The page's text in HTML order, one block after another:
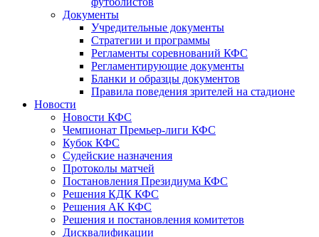
Документы
Учредительные документы
Стратегии и программы
Регламенты соревнований КФС
Регламентирующие документы
Бланки и образцы документов
Правила поведения зрителей на стадионе
Новости
Новости КФС
Чемпионат Премьер-лиги КФС
Кубок КФС
Судейские назначения
Протоколы матчей
Постановления Президиума КФС
Решения КДК КФС
Решения АК КФС
Решения и постановления комитетов
Дисквалификации